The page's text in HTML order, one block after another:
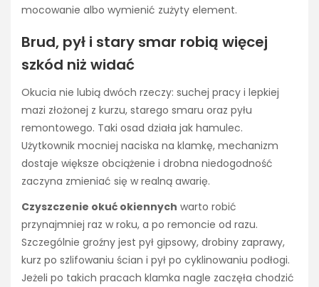
mocowanie albo wymienić zużyty element.
Brud, pył i stary smar robią więcej
szkód niż widać
Okucia nie lubią dwóch rzeczy: suchej pracy i lepkiej
mazi złożonej z kurzu, starego smaru oraz pyłu
remontowego. Taki osad działa jak hamulec.
Użytkownik mocniej naciska na klamkę, mechanizm
dostaje większe obciążenie i drobna niedogodność
zaczyna zmieniać się w realną awarię.
Czyszczenie okuć okiennych warto robić
przynajmniej raz w roku, a po remoncie od razu.
Szczególnie groźny jest pył gipsowy, drobiny zaprawy,
kurz po szlifowaniu ścian i pył po cyklinowaniu podłogi.
Jeżeli po takich pracach klamka nagle zaczęła chodzić